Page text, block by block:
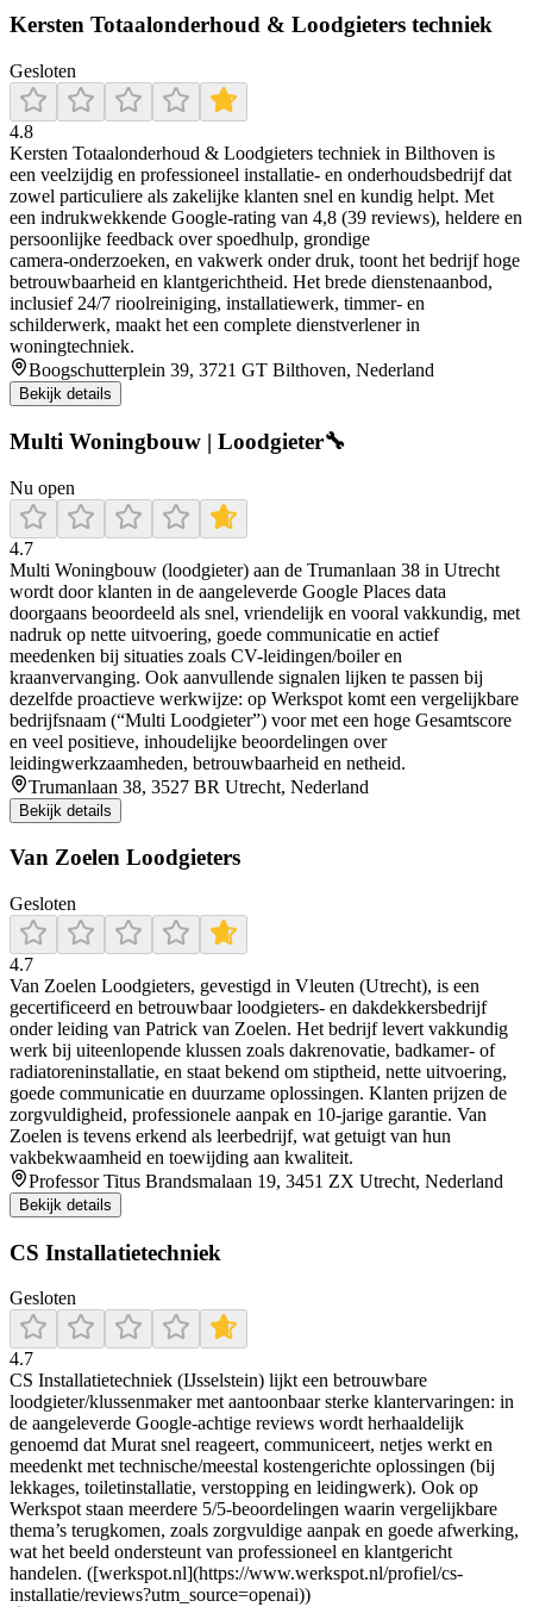
Kersten Totaalonderhoud & Loodgieters techniek
Gesloten
4.8
Kersten Totaalonderhoud & Loodgieters techniek in Bilthoven is
een veelzijdig en professioneel installatie- en onderhoudsbedrijf dat
zowel particuliere als zakelijke klanten snel en kundig helpt. Met
een indrukwekkende Google-rating van 4,8 (39 reviews), heldere en
persoonlijke feedback over spoedhulp, grondige
camera‑onderzoeken, en vakwerk onder druk, toont het bedrijf hoge
betrouwbaarheid en klantgerichtheid. Het brede dienstenaanbod,
inclusief 24/7 rioolreiniging, installatiewerk, timmer- en
schilderwerk, maakt het een complete dienstverlener in
woningtechniek.
Boogschutterplein 39, 3721 GT Bilthoven, Nederland
Bekijk details
Multi Woningbouw | Loodgieter🔧
Nu open
4.7
Multi Woningbouw (loodgieter) aan de Trumanlaan 38 in Utrecht
wordt door klanten in de aangeleverde Google Places data
doorgaans beoordeeld als snel, vriendelijk en vooral vakkundig, met
nadruk op nette uitvoering, goede communicatie en actief
meedenken bij situaties zoals CV-leidingen/boiler en
kraanvervanging. Ook aanvullende signalen lijken te passen bij
dezelfde proactieve werkwijze: op Werkspot komt een vergelijkbare
bedrijfsnaam (“Multi Loodgieter”) voor met een hoge Gesamtscore
en veel positieve, inhoudelijke beoordelingen over
leidingwerkzaamheden, betrouwbaarheid en netheid.
Trumanlaan 38, 3527 BR Utrecht, Nederland
Bekijk details
Van Zoelen Loodgieters
Gesloten
4.7
Van Zoelen Loodgieters, gevestigd in Vleuten (Utrecht), is een
gecertificeerd en betrouwbaar loodgieters‑ en dakdekkersbedrijf
onder leiding van Patrick van Zoelen. Het bedrijf levert vakkundig
werk bij uiteenlopende klussen zoals dakrenovatie, badkamer‑ of
radiatoreninstallatie, en staat bekend om stiptheid, nette uitvoering,
goede communicatie en duurzame oplossingen. Klanten prijzen de
zorgvuldigheid, professionele aanpak en 10‑jarige garantie. Van
Zoelen is tevens erkend als leerbedrijf, wat getuigt van hun
vakbekwaamheid en toewijding aan kwaliteit.
Professor Titus Brandsmalaan 19, 3451 ZX Utrecht, Nederland
Bekijk details
CS Installatietechniek
Gesloten
4.7
CS Installatietechniek (IJsselstein) lijkt een betrouwbare
loodgieter/klussenmaker met aantoonbaar sterke klantervaringen: in
de aangeleverde Google-achtige reviews wordt herhaaldelijk
genoemd dat Murat snel reageert, communiceert, netjes werkt en
meedenkt met technische/meestal kostengerichte oplossingen (bij
lekkages, toiletinstallatie, verstopping en leidingwerk). Ook op
Werkspot staan meerdere 5/5-beoordelingen waarin vergelijkbare
thema’s terugkomen, zoals zorgvuldige aanpak en goede afwerking,
wat het beeld ondersteunt van professioneel en klantgericht
handelen. ([werkspot.nl](https://www.werkspot.nl/profiel/cs-
installatie/reviews?utm_source=openai))